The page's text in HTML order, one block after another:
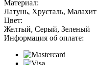
Материал:
Латунь, Хрусталь, Малахит
Цвет:
Желтый, Серый, Зеленый
Информация об оплате: